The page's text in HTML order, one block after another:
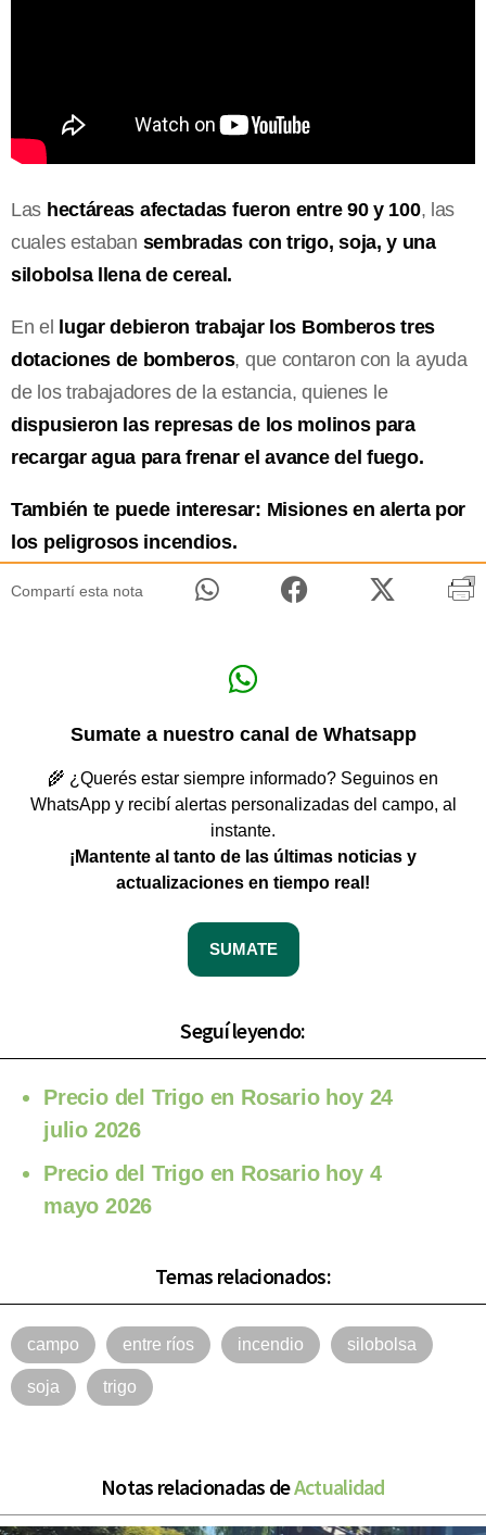
Las hectáreas afectadas fueron entre 90 y 100, las
cuales estaban sembradas con trigo, soja, y una
silobolsa llena de cereal.
En el lugar debieron trabajar los Bomberos tres
dotaciones de bomberos, que contaron con la ayuda
de los trabajadores de la estancia, quienes le
dispusieron las represas de los molinos para
recargar agua para frenar el avance del fuego.
También te puede interesar: Misiones en alerta por
los peligrosos incendios.
Compartí esta nota
Sumate a nuestro canal de Whatsapp
🌾 ¿Querés estar siempre informado? Seguinos en
WhatsApp y recibí alertas personalizadas del campo, al
instante.
¡Mantente al tanto de las últimas noticias y
actualizaciones en tiempo real!
SUMATE
Seguí leyendo:
Precio del Trigo en Rosario hoy 24
julio 2026
Precio del Trigo en Rosario hoy 4
mayo 2026
Temas relacionados:
campo entre ríos incendio silobolsa
soja trigo
Notas relacionadas deActualidad